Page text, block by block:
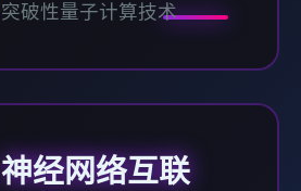
突破性量子计算技术
神经网络互联